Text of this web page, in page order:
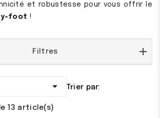
et robustesse pour vous offrir le
foot !
Filtres
Trier par:

13 article(s)